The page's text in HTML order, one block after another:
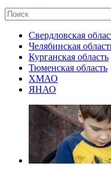
Свердловская
Челябинская
Курганская область
Тюменская область
ХМАО
ЯНАО